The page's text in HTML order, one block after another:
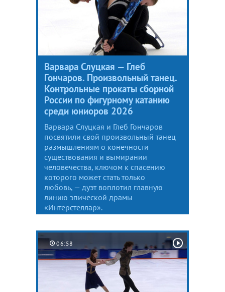
Варвара Слуцкая — Глеб
Гончаров. Произвольный танец.
Контрольные прокаты сборной
России по фигурному катанию
среди юниоров 2026
Варвара Слуцкая и Глеб Гончаров
посвятили свой произвольный танец
размышлениям о конечности
существования и вымирании
человечества, ключом к спасению
которого может стать только
любовь, — дуэт воплотил главную
линию эпической драмы
«Интерстеллар».
06:58